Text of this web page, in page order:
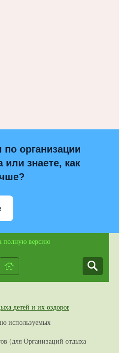
организации
или знаете, как
полную версию
детей и их оздоровлении"
используемых
(для Организаций отдыха